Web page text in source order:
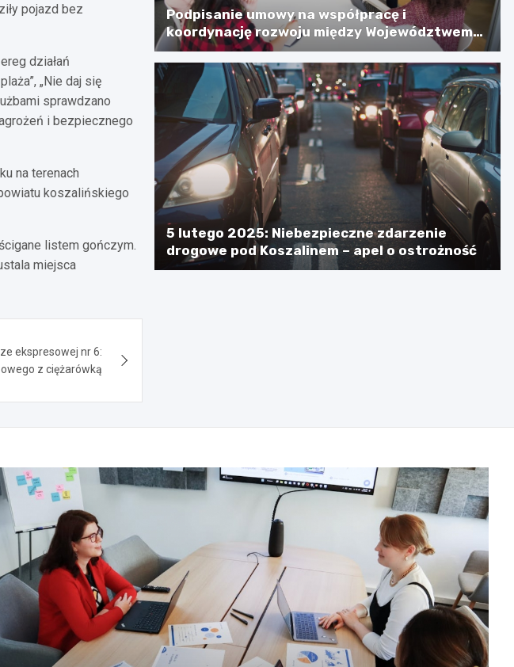
pojazd bez
działań
„Nie daj się
sprawdzano
i bezpiecznego
na terenach
koszalińskiego
listem gończym.
miejsca
ekspresowej nr 6:
z ciężarówką
Podpisanie umowy na współpracę i
koordynację rozwoju między Województwem
Zachodniopomorskim a Gminą Miastem
Koszalin
5 lutego 2025: Niebezpieczne zdarzenie
drogowe pod Koszalinem – apel o ostrożność